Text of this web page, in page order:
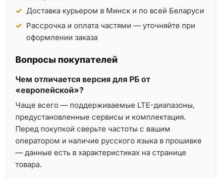
Доставка курьером в Минск и по всей Беларуси
Рассрочка и оплата частями — уточняйте при
оформлении заказа
Вопросы покупателей
Чем отличается версия для РБ от
«европейской»?
Чаще всего — поддерживаемые LTE-диапазоны,
предустановленные сервисы и комплектация.
Перед покупкой сверьте частоты с вашим
оператором и наличие русского языка в прошивке
— данные есть в характеристиках на странице
товара.